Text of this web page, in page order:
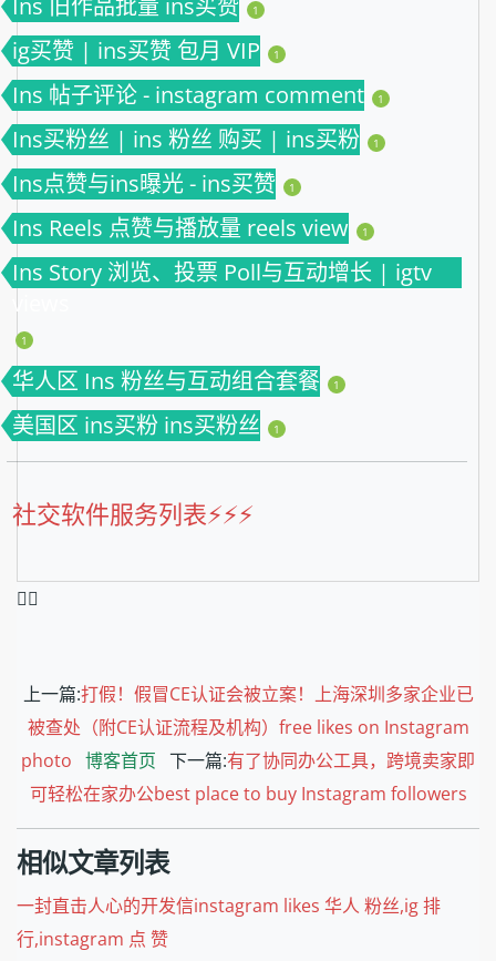
Ins 旧作品批量 ins买赞 1
ig买赞 | ins买赞 包月 VIP 1
Ins 帖子评论 - instagram comment 1
Ins买粉丝 | ins 粉丝 购买 | ins买粉 1
Ins点赞与ins曝光 - ins买赞 1
Ins Reels 点赞与播放量 reels view 1
Ins Story 浏览、投票 Poll与互动增长 | igtv
views
1
华人区 Ins 粉丝与互动组合套餐 1
美国区 ins买粉 ins买粉丝 1
社交软件服务列表⚡️⚡️⚡️
❤️‍🔥
上一篇:打假！假冒CE认证会被立案！上海深圳多家企业已
被查处（附CE认证流程及机构）free likes on Instagram
photo 博客首页 下一篇:有了协同办公工具，跨境卖家即
可轻松在家办公best place to buy Instagram followers
相似文章列表
一封直击人心的开发信instagram likes 华人 粉丝,ig 排
行,instagram 点 赞